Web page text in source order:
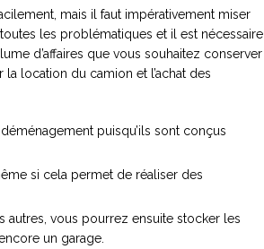
mais il faut impérativement miser
les problématiques et il est nécessaire
d’affaires que vous souhaitez conserver
location du camion et l’achat des
puisqu’ils sont conçus
si cela permet de réaliser des
autres, vous pourrez ensuite stocker les
un garage.